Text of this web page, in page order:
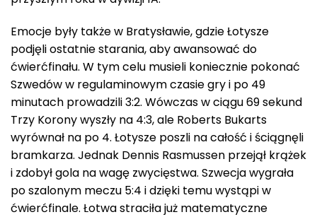
Emocje były także w Bratysławie, gdzie Łotysze
podjęli ostatnie starania, aby awansować do
ćwierćfinału. W tym celu musieli koniecznie pokonać
Szwedów w regulaminowym czasie gry i po 49
minutach prowadzili 3:2. Wówczas w ciągu 69 sekund
Trzy Korony wyszły na 4:3, ale Roberts Bukarts
wyrównał na po 4. Łotysze poszli na całość i ściągnęli
bramkarza. Jednak Dennis Rasmussen przejął krążek
i zdobył gola na wagę zwycięstwa. Szwecja wygrała
po szalonym meczu 5:4 i dzięki temu wystąpi w
ćwierćfinale. Łotwa straciła już matematyczne